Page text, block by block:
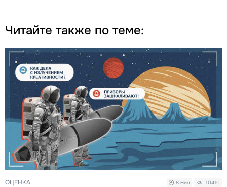
Читайте также по теме:
ОЦЕНКА 8 мин 10410